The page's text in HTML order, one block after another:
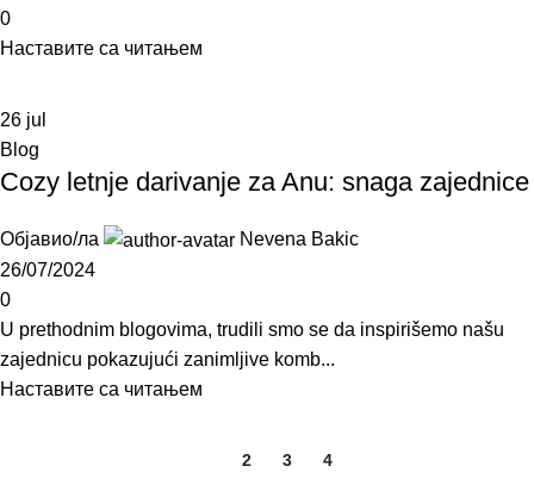
0
Наставите са читањем
26 jul
Blog
Cozy letnje darivanje za Anu: snaga zajednice
Објавио/ла
Nevena Bakic
26/07/2024
0
U prethodnim blogovima, trudili smo se da inspirišemo našu
zajednicu pokazujući zanimljive komb...
Наставите са читањем
2 3 4